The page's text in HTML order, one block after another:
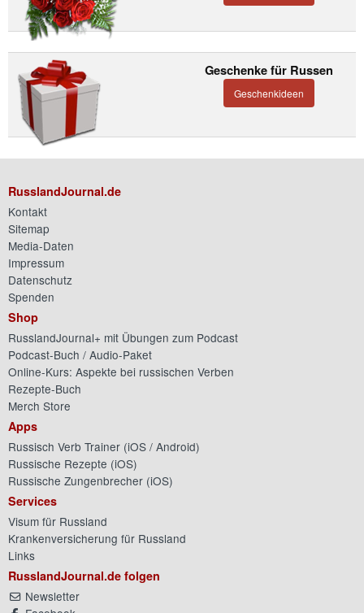
Geschenke für Russen
Geschenkideen
RusslandJournal.de
Kontakt
Sitemap
Media-Daten
Impressum
Datenschutz
Spenden
Shop
RusslandJournal+ mit Übungen zum Podcast
Podcast-Buch / Audio-Paket
Online-Kurs: Aspekte bei russischen Verben
Rezepte-Buch
Merch Store
Apps
Russisch Verb Trainer (iOS / Android)
Russische Rezepte (iOS)
Russische Zungenbrecher (iOS)
Services
Visum für Russland
Krankenversicherung für Russland
Links
RusslandJournal.de folgen
Newsletter